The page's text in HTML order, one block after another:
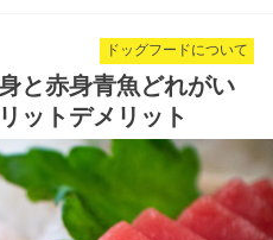
ドッグフードについて
と赤身青魚どれがい
ットデメリット